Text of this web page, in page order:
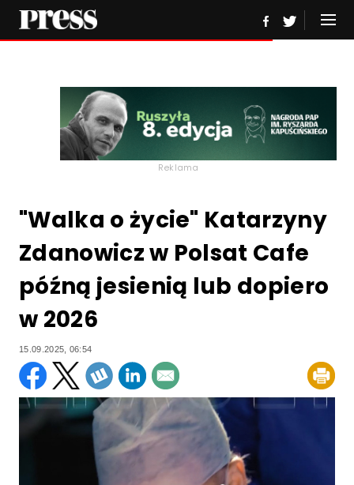
Reklama
"Walka o życie" Katarzyny
Zdanowicz w Polsat Cafe
późną jesienią lub dopiero
w 2026
15.09.2025, 06:54